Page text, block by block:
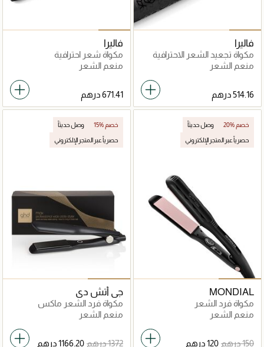
فاليرا
مكواة تجعيد الشعر الاحترافية
منعم الشعر
فاليرا
مكواة شعر احترافية
سويس'إكس بولس كير
منعم الشعر
20% خصم وصل حديثاً
حصرياً عبر المتجر الإلكتروني
MONDIAL
مكواة فرد الشعر
منعم الشعر
15% خصم وصل حديثاً
حصرياً عبر المتجر الإلكتروني
جي أتش دي
مكواة فرد الشعر ماكس
منعم الشعر